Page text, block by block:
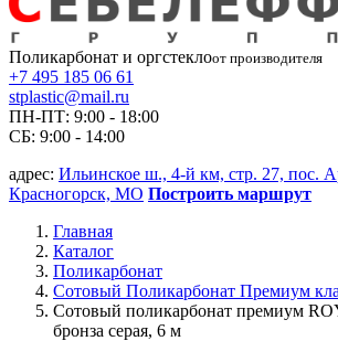
Поликарбонат и оргстеклоот производителя
+7 495 185 06 61
stplastic@mail.ru
ПН-ПТ: 9:00 - 18:00
СБ: 9:00 - 14:00
адрес: Ильинское ш., 4-й км, стр. 27, пос.
Красногорск, МО Построить маршрут
Главная
Каталог
Поликарбонат
Сотовый Поликарбонат Премиум
Сотовый поликарбонат премиум
бронза серая, 6 м